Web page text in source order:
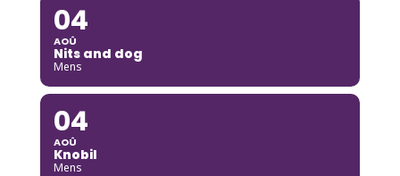
04
AOÛ
Nits and dog
Mens
04
AOÛ
Knobil
Mens